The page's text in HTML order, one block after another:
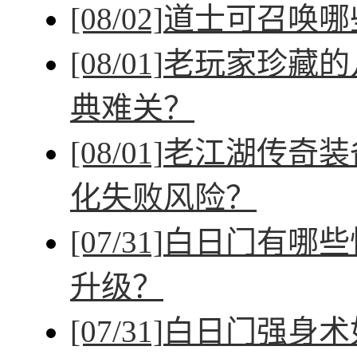
[08/02]道士可召唤
[08/01]老玩家珍藏
典难关？
[08/01]老江湖传奇
化失败风险？
[07/31]白日门有哪
升级？
[07/31]白日门强身